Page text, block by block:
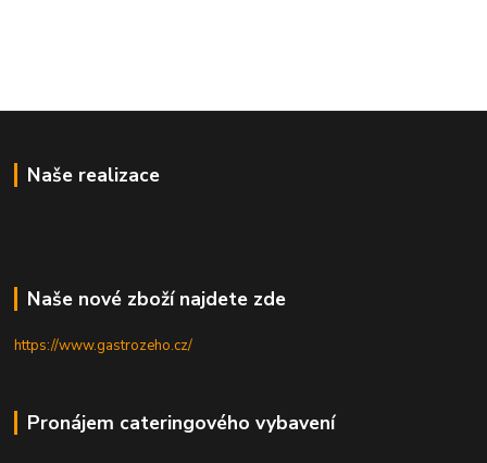
Naše realizace
Naše nové zboží najdete zde
https://www.gastrozeho.cz/
Pronájem cateringového vybavení